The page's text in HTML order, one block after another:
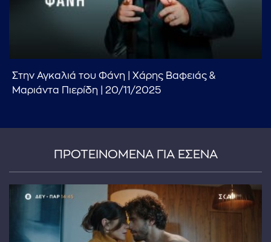
...πληκτρολογήστε κείμενο προς αναζήτηση
Στην Αγκαλιά του Φάνη | Χάρης Βαφειάς &
Μαριάντα Πιερίδη | 20/11/2025
ΠΡΟΤΕΙΝΟΜΕΝΑ ΓΙΑ ΕΣΕΝΑ